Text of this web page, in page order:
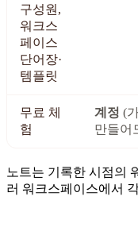
구성원,
워크스
페이스
단어장·
템플릿
무료 체
험
계정 (
만들어
노트는 기록한 시점의
러 워크스페이스에서